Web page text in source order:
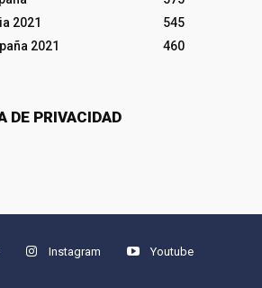
2021
545
2021
460
DE PRIVACIDAD
Instagram Youtube